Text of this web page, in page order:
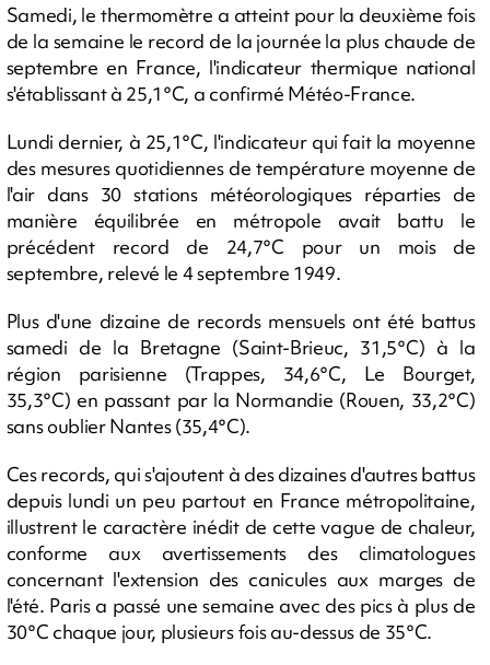
Samedi, le thermomètre a atteint pour la deuxième fois
de la semaine le record de la journée la plus chaude de
septembre en France, l'indicateur thermique national
s'établissant à 25,1°C, a confirmé Météo-France.
Lundi dernier, à 25,1°C, l'indicateur qui fait la moyenne
des mesures quotidiennes de température moyenne de
l'air dans 30 stations météorologiques réparties de
manière équilibrée en métropole avait battu le
précédent record de 24,7°C pour un mois de
septembre, relevé le 4 septembre 1949.
Plus d'une dizaine de records mensuels ont été battus
samedi de la Bretagne (Saint-Brieuc, 31,5°C) à la
région parisienne (Trappes, 34,6°C, Le Bourget,
35,3°C) en passant par la Normandie (Rouen, 33,2°C)
sans oublier Nantes (35,4°C).
Ces records, qui s'ajoutent à des dizaines d'autres battus
depuis lundi un peu partout en France métropolitaine,
illustrent le caractère inédit de cette vague de chaleur,
conforme aux avertissements des climatologues
concernant l'extension des canicules aux marges de
l'été. Paris a passé une semaine avec des pics à plus de
30°C chaque jour, plusieurs fois au-dessus de 35°C.